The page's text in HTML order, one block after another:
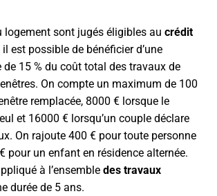
logement sont jugés éligibles au crédit
il est possible de bénéficier d’une
15 % du coût total des travaux de
On compte un maximum de 100
remplacée, 8000 € lorsque le
et 16000 € lorsqu’un couple déclare
On rajoute 400 € pour toute personne
pour un enfant en résidence alternée.
à l’ensemble des travaux
durée de 5 ans.